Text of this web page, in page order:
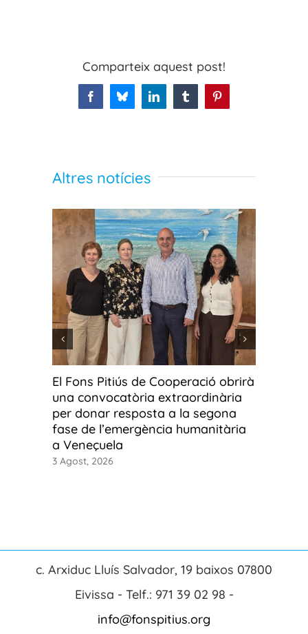
Comparteix aquest post!
FacebookBlueskyLinkedInTumblrPinterest
Altres notícies
El Fons Pitiús de Cooperació obrirà
una convocatòria extraordinària
per donar resposta a la segona
fase de l’emergència humanitària
a Veneçuela
3 Agost, 2026
c. Arxiduc Lluís Salvador, 19 baixos 07800
Eivissa - Telf.: 971 39 02 98 -
info@fonspitius.org